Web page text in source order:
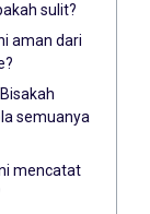
sulit?
aman dari
semuanya
mencatat